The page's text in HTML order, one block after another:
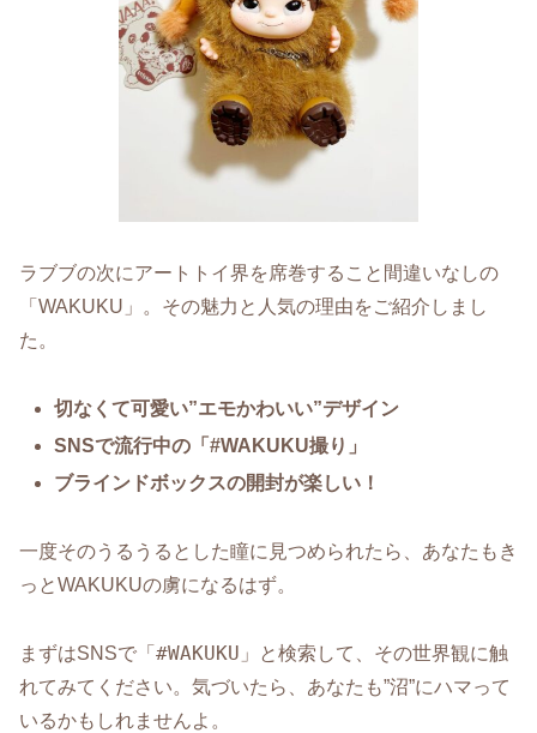
ラブブの次にアートトイ界を席巻すること間違いなしの
「WAKUKU」。その魅力と人気の理由をご紹介しまし
た。
切なくて可愛い”エモかわいい”デザイン
SNSで流行中の「#WAKUKU撮り」
ブラインドボックスの開封が楽しい！
一度そのうるうるとした瞳に見つめられたら、あなたもき
っとWAKUKUの虜になるはず。
まずはSNSで「 #WAKUKU 」と検索して、その世界観に触
れてみてください。気づいたら、あなたも”沼”にハマって
いるかもしれませんよ。